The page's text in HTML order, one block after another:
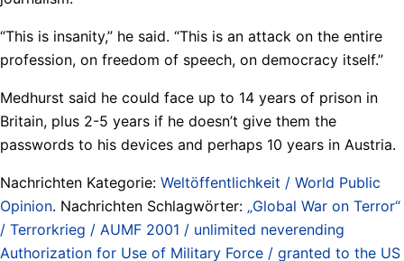
“This is insanity,” he said. “This is an attack on the entire
profession, on freedom of speech, on democracy itself.”
Medhurst said he could face up to 14 years of prison in
Britain, plus 2-5 years if he doesn’t give them the
passwords to his devices and perhaps 10 years in Austria.
Nachrichten Kategorie: Weltöffentlichkeit / World Public
Opinion. Nachrichten Schlagwörter: „Global War on Terror“
/ Terrorkrieg / AUMF 2001 / unlimited neverending
Authorization for Use of Military Force / granted to the US